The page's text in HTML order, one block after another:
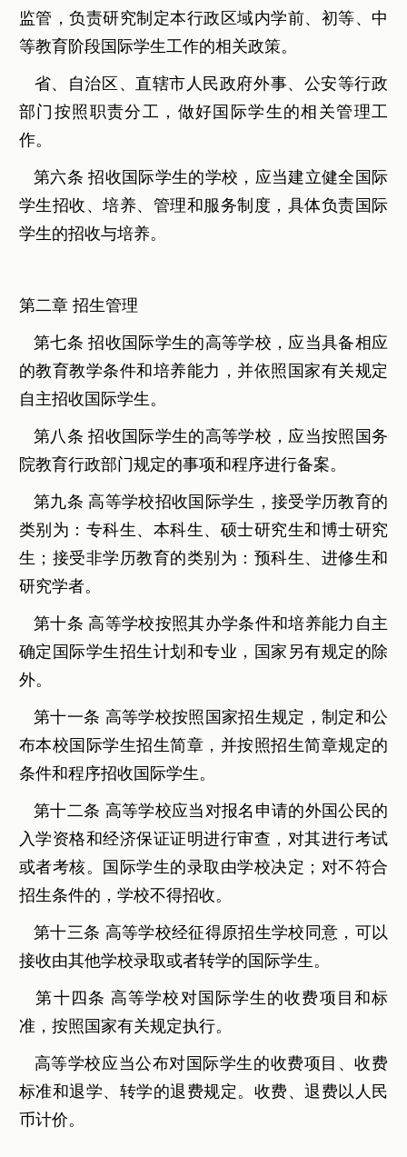
监管，负责研究制定本行政区域内学前、初等、中
等教育阶段国际学生工作的相关政策。
省、自治区、直辖市人民政府外事、公安等行政
部门按照职责分工，做好国际学生的相关管理工
作。
第六条 招收国际学生的学校，应当建立健全国际
学生招收、培养、管理和服务制度，具体负责国际
学生的招收与培养。
第二章 招生管理
第七条 招收国际学生的高等学校，应当具备相应
的教育教学条件和培养能力，并依照国家有关规定
自主招收国际学生。
第八条 招收国际学生的高等学校，应当按照国务
院教育行政部门规定的事项和程序进行备案。
第九条 高等学校招收国际学生，接受学历教育的
类别为：专科生、本科生、硕士研究生和博士研究
生；接受非学历教育的类别为：预科生、进修生和
研究学者。
第十条 高等学校按照其办学条件和培养能力自主
确定国际学生招生计划和专业，国家另有规定的除
外。
第十一条 高等学校按照国家招生规定，制定和公
布本校国际学生招生简章，并按照招生简章规定的
条件和程序招收国际学生。
第十二条 高等学校应当对报名申请的外国公民的
入学资格和经济保证证明进行审查，对其进行考试
或者考核。国际学生的录取由学校决定；对不符合
招生条件的，学校不得招收。
第十三条 高等学校经征得原招生学校同意，可以
接收由其他学校录取或者转学的国际学生。
第十四条 高等学校对国际学生的收费项目和标
准，按照国家有关规定执行。
高等学校应当公布对国际学生的收费项目、收费
标准和退学、转学的退费规定。收费、退费以人民
币计价。